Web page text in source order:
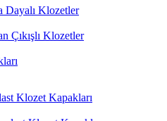
Dayalı Klozetler
Çıkışlı Klozetler
Klozet Kapakları